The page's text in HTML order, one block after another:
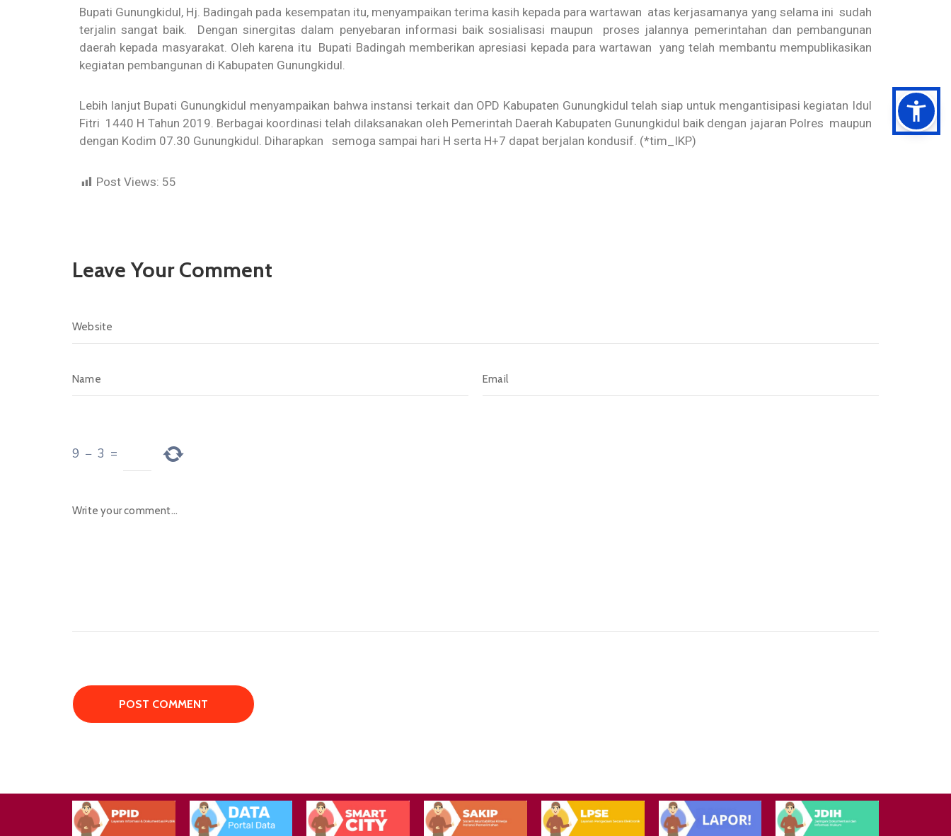
Bupati Gunungkidul, Hj. Badingah pada kesempatan itu, menyampaikan terima kasih kepada para wartawan atas kerjasamanya yang selama ini sudah
terjalin sangat baik. Dengan sinergitas dalam penyebaran informasi baik sosialisasi maupun proses jalannya pemerintahan dan pembangunan
daerah kepada masyarakat. Oleh karena itu Bupati Badingah memberikan apresiasi kepada para wartawan yang telah membantu mempublikasikan
kegiatan pembangunan di Kabupaten Gunungkidul.
Lebih lanjut Bupati Gunungkidul menyampaikan bahwa instansi terkait dan OPD Kabupaten Gunungkidul telah siap untuk mengantisipasi kegiatan Idul
Fitri 1440 H Tahun 2019. Berbagai koordinasi telah dilaksanakan oleh Pemerintah Daerah Kabupaten Gunungkidul baik dengan jajaran Polres maupun
dengan Kodim 07.30 Gunungkidul. Diharapkan semoga sampai hari H serta H+7 dapat berjalan kondusif. (*tim_IKP)
Post Views: 55
Leave Your Comment
9 − 3 =